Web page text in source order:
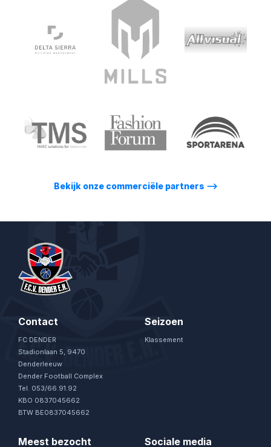
Bekijk onze commerciële partners ⟶
Contact
FC DENDER
Stadionlaan 5, 9470
Denderleeuw
Dender Football Complex
Tel. 053/66.91.92
KBO 0837045662
BTW BE0837045662
Seizoen
Klassement
Meest bezocht Sociale media